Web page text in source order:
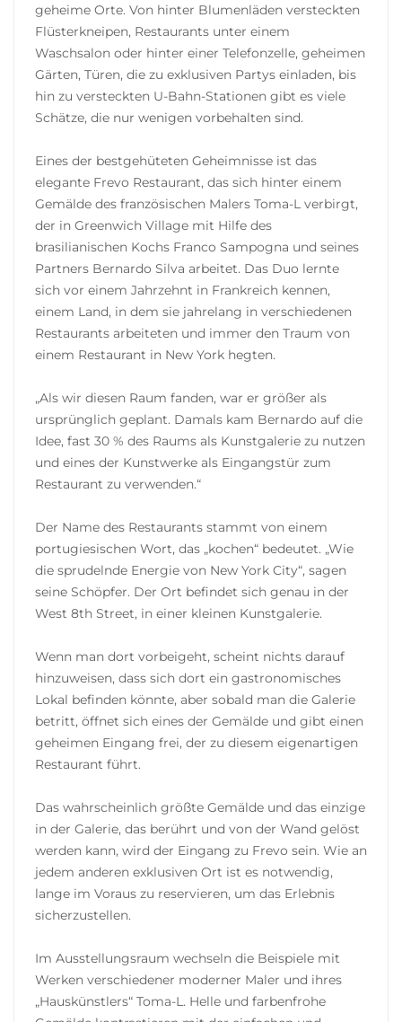
geheime Orte. Von hinter Blumenläden versteckten
Flüsterkneipen, Restaurants unter einem
Waschsalon oder hinter einer Telefonzelle, geheimen
Gärten, Türen, die zu exklusiven Partys einladen, bis
hin zu versteckten U-Bahn-Stationen gibt es viele
Schätze, die nur wenigen vorbehalten sind.
Eines der bestgehüteten Geheimnisse ist das
elegante Frevo Restaurant, das sich hinter einem
Gemälde des französischen Malers Toma-L verbirgt,
der in Greenwich Village mit Hilfe des
brasilianischen Kochs Franco Sampogna und seines
Partners Bernardo Silva arbeitet. Das Duo lernte
sich vor einem Jahrzehnt in Frankreich kennen,
einem Land, in dem sie jahrelang in verschiedenen
Restaurants arbeiteten und immer den Traum von
einem Restaurant in New York hegten.
„Als wir diesen Raum fanden, war er größer als
ursprünglich geplant. Damals kam Bernardo auf die
Idee, fast 30 % des Raums als Kunstgalerie zu nutzen
und eines der Kunstwerke als Eingangstür zum
Restaurant zu verwenden.“
Der Name des Restaurants stammt von einem
portugiesischen Wort, das „kochen“ bedeutet. „Wie
die sprudelnde Energie von New York City“, sagen
seine Schöpfer. Der Ort befindet sich genau in der
West 8th Street, in einer kleinen Kunstgalerie.
Wenn man dort vorbeigeht, scheint nichts darauf
hinzuweisen, dass sich dort ein gastronomisches
Lokal befinden könnte, aber sobald man die Galerie
betritt, öffnet sich eines der Gemälde und gibt einen
geheimen Eingang frei, der zu diesem eigenartigen
Restaurant führt.
Das wahrscheinlich größte Gemälde und das einzige
in der Galerie, das berührt und von der Wand gelöst
werden kann, wird der Eingang zu Frevo sein. Wie an
jedem anderen exklusiven Ort ist es notwendig,
lange im Voraus zu reservieren, um das Erlebnis
sicherzustellen.
Im Ausstellungsraum wechseln die Beispiele mit
Werken verschiedener moderner Maler und ihres
„Hauskünstlers“ Toma-L. Helle und farbenfrohe